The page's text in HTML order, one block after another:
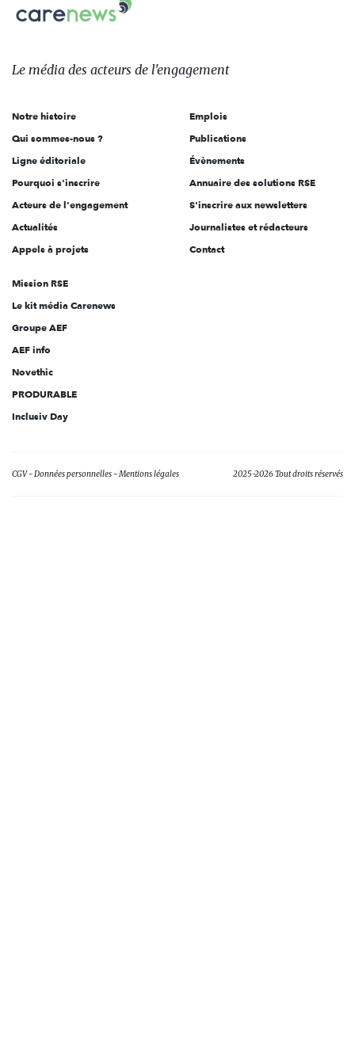
sur:
Le
des
l'engagement
Le média des acteurs de l'engagement
Notre histoire
Qui sommes-nous ?
Ligne éditoriale
Pourquoi s'inscrire
Acteurs de l'engagement
Actualités
Appels à projets
Emplois
Publications
Évènements
Annuaire des solutions RSE
S'inscrire aux newsletters
Journalistes et rédacteurs
Contact
Mission RSE
Le kit média Carenews
Groupe AEF
AEF info
Novethic
PRODURABLE
Inclusiv Day
CGV Données personnelles Mentions légales 2025-2026 Tout droits réservés